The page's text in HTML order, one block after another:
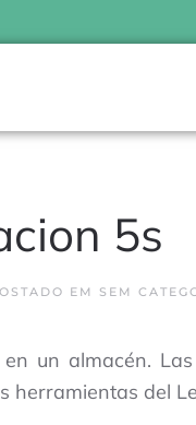
5s
EM SEM
un almacén.
herramientas del